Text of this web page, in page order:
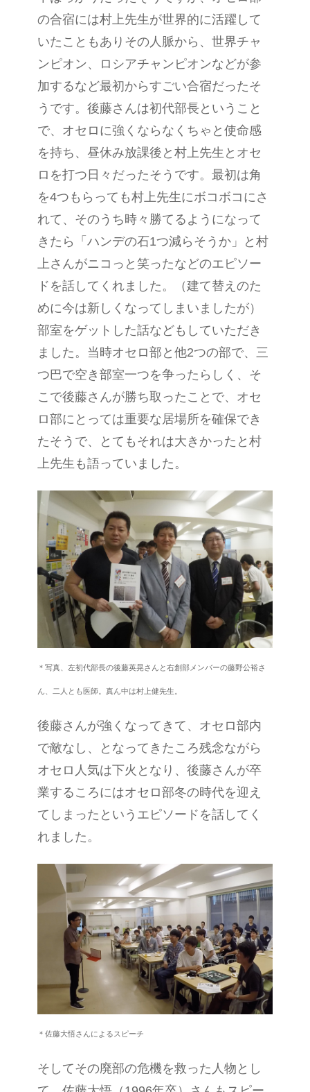
の合宿には村上先生が世界的に活躍して
いたこともありその人脈から、世界チャ
ンピオン、ロシアチャンピオンなどが参
加するなど最初からすごい合宿だったそ
うです。後藤さんは初代部長ということ
で、オセロに強くならなくちゃと使命感
を持ち、昼休み放課後と村上先生とオセ
ロを打つ日々だったそうです。最初は角
を4つもらっても村上先生にボコボコにさ
れて、そのうち時々勝てるようになって
きたら「ハンデの石1つ減らそうか」と村
上さんがニコっと笑ったなどのエピソー
ドを話してくれました。（建て替えのた
めに今は新しくなってしまいましたが）
部室をゲットした話などもしていただき
ました。当時オセロ部と他2つの部で、三
つ巴で空き部室一つを争ったらしく、そ
こで後藤さんが勝ち取ったことで、オセ
ロ部にとっては重要な居場所を確保でき
たそうで、とてもそれは大きかったと村
上先生も語っていました。
＊写真、左初代部長の後藤英晃さんと右創部メンバーの藤野公裕さ
ん、二人とも医師。真ん中は村上健先生。
後藤さんが強くなってきて、オセロ部内
で敵なし、となってきたころ残念ながら
オセロ人気は下火となり、後藤さんが卒
業するころにはオセロ部冬の時代を迎え
てしまったというエピソードを話してく
れました。
＊佐藤大悟さんによるスピーチ
そしてその廃部の危機を救った人物とし